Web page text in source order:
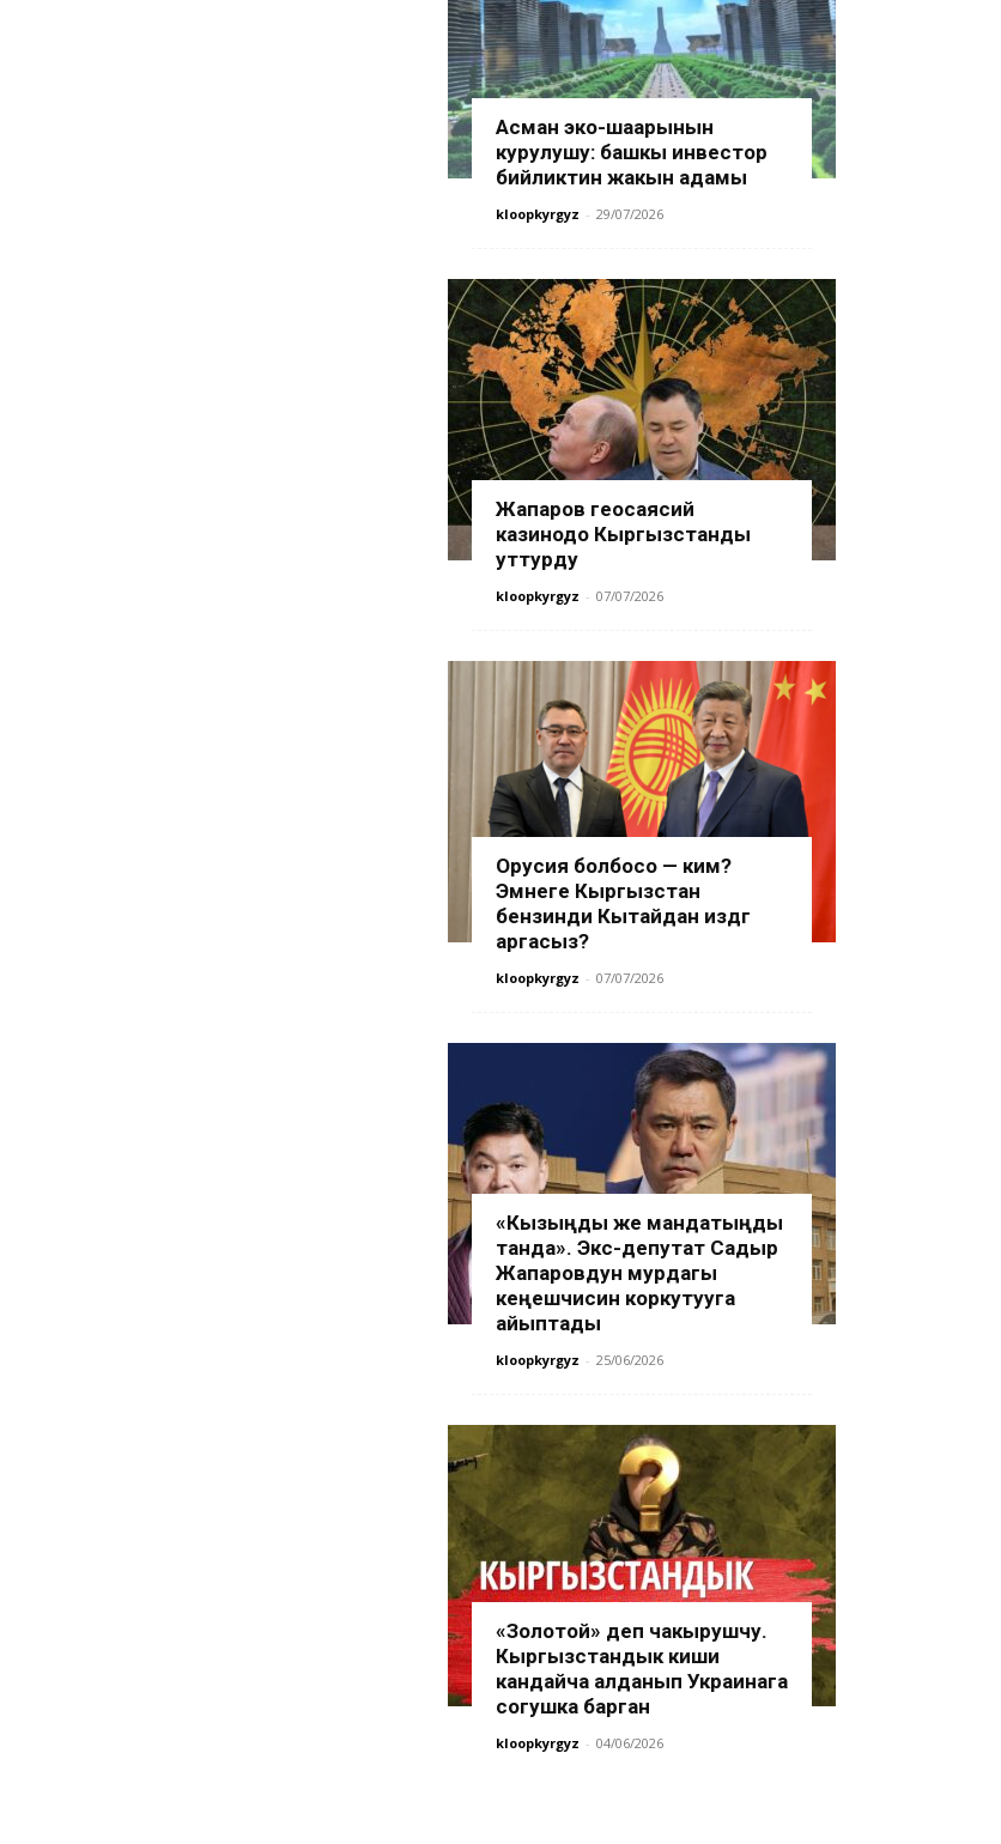
Асман эко-шаарынын
курулушу: башкы инвестор
бийликтин жакын адамы
kloopkyrgyz - 29/07/2026
Жапаров геосаясий
казинодо Кыргызстанды
уттурду
kloopkyrgyz - 07/07/2026
Орусия болбосо — ким?
Эмнеге Кыргызстан
бензинди Кытайдан издөөгө
аргасыз?
kloopkyrgyz - 07/07/2026
«Кызыңды же мандатыңды
танда». Экс-депутат Садыр
Жапаровдун мурдагы
кеңешчисин коркутууга
айыптады
kloopkyrgyz - 25/06/2026
«Золотой» деп чакырушчу.
Кыргызстандык киши
кандайча алданып Украинага
согушка барган
kloopkyrgyz - 04/06/2026